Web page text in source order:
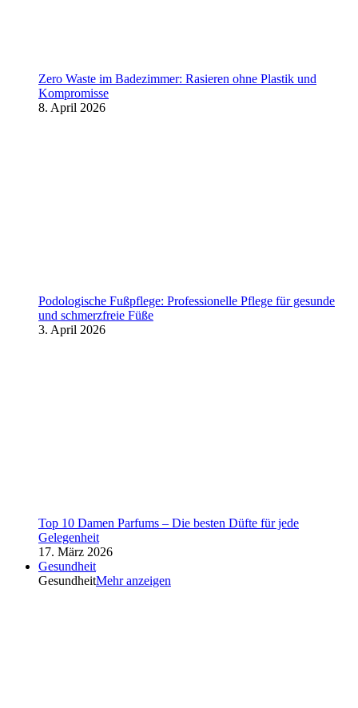
Zero Waste im Badezimmer: Rasieren ohne Plastik und
Kompromisse
8. April 2026
Podologische Fußpflege: Professionelle Pflege für gesunde
und schmerzfreie Füße
3. April 2026
Top 10 Damen Parfums – Die besten Düfte für jede
Gelegenheit
17. März 2026
Gesundheit
GesundheitMehr anzeigen